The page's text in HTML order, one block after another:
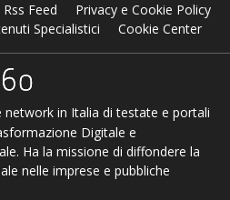
Rss Feed
Privacy e Cookie Policy
Specialistici
Cookie Center
network in Italia di testate e portali
Digitale e
Ha la missione di diffondere la
nelle imprese e pubbliche